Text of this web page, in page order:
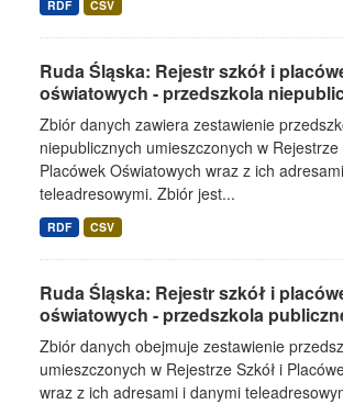
RDF CSV
Ruda Śląska: Rejestr szkół i
oświatowych - przedszkola
Zbiór danych zawiera zestawienie
niepublicznych umieszczonych w Rejestrze
Placówek Oświatowych wraz z ich
teleadresowymi. Zbiór jest...
RDF CSV
Ruda Śląska: Rejestr szkół i
oświatowych - przedszkola
Zbiór danych obejmuje zestawienie
umieszczonych w Rejestrze Szkół i
wraz z ich adresami i danymi